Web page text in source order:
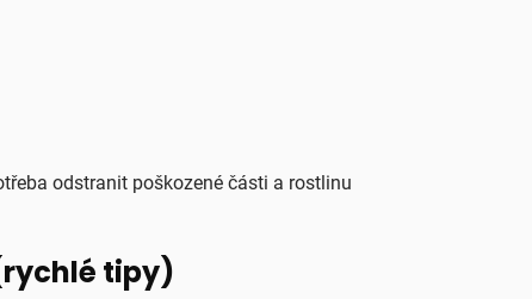
odstranit poškozené části a rostlinu
tipy)